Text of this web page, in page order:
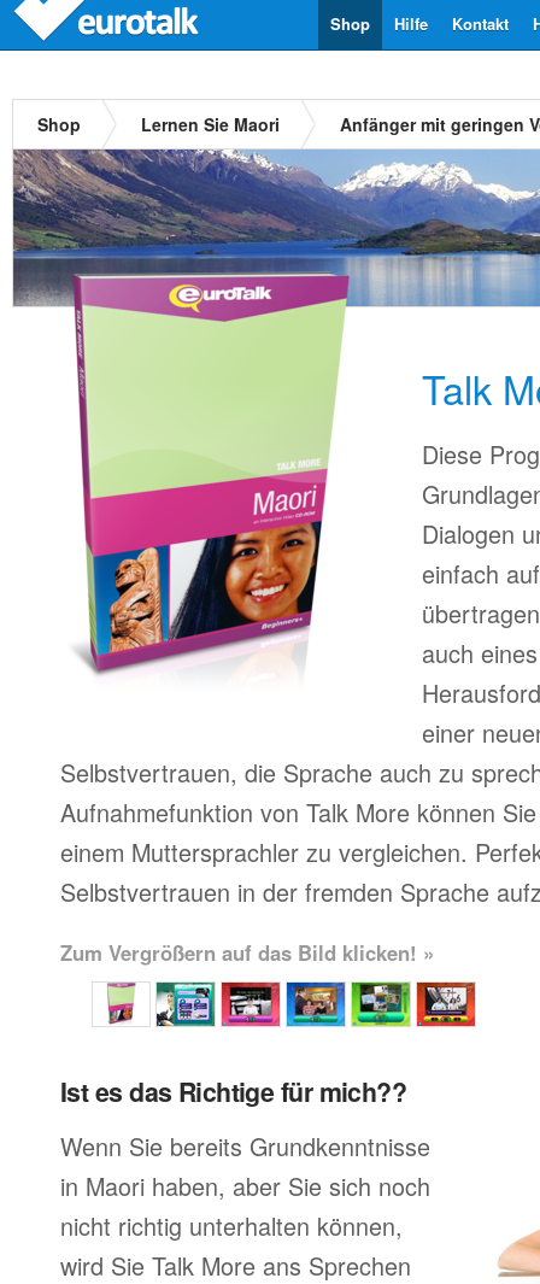
Kontakt
Hilfe
Shop
Shop Lernen Sie Maori Anfänger mit geringen
Talk
Diese
Dialogen
einfach
auch
einer
Selbstvertrauen, die Sprache auch zu
Aufnahmefunktion von Talk More können
einem Muttersprachler zu vergleichen.
Selbstvertrauen in der fremden Sprache
Zum Vergrößern auf das Bild klicken! »
Ist es das Richtige für mich??
Wenn Sie bereits Grundkenntnisse
in Maori haben, aber Sie sich noch
nicht richtig unterhalten können,
wird Sie Talk More ans Sprechen